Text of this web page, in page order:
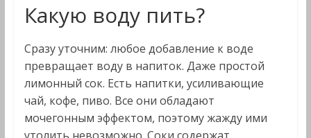
Какую воду пить?
Сразу уточним: любое добавление к воде
превращает воду в напиток. Даже простой
лимонный сок. Есть напитки, усиливающие
чай, кофе, пиво. Все они обладают
мочегонным эффектом, поэтому жажду ими